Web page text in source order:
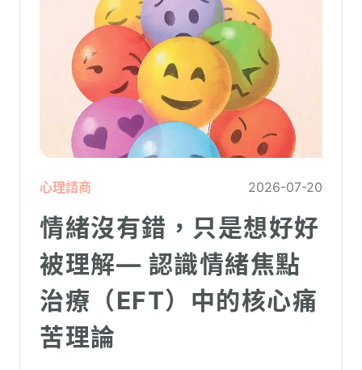
心理諮商 2026-07-20
情緒沒有錯，只是想好好
被理解— 認識情緒焦點
治療（EFT）中的核心痛
苦理論